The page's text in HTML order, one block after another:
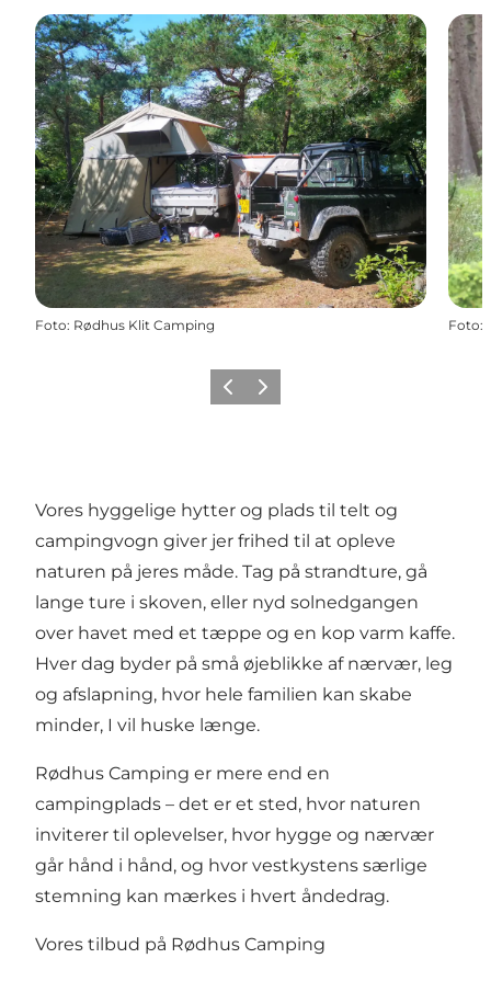
Foto: Rødhus Klit Camping Foto:
ForrigeNæste
Vores hyggelige hytter og plads til telt og
campingvogn giver jer frihed til at opleve
naturen på jeres måde. Tag på strandture, gå
lange ture i skoven, eller nyd solnedgangen
over havet med et tæppe og en kop varm kaffe.
Hver dag byder på små øjeblikke af nærvær, leg
og afslapning, hvor hele familien kan skabe
minder, I vil huske længe.
Rødhus Camping er mere end en
campingplads – det er et sted, hvor naturen
inviterer til oplevelser, hvor hygge og nærvær
går hånd i hånd, og hvor vestkystens særlige
stemning kan mærkes i hvert åndedrag.
Vores tilbud på Rødhus Camping